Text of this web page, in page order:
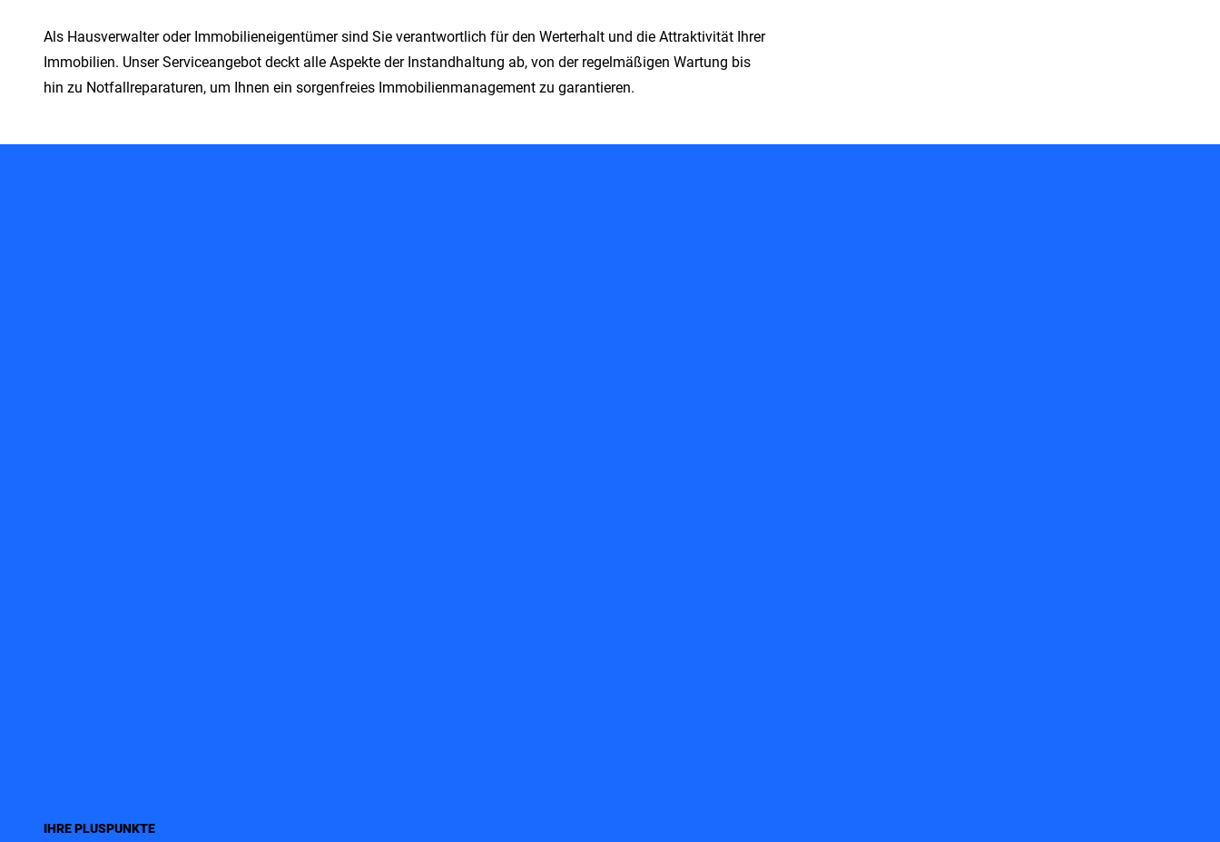
Als Hausverwalter oder Immobilieneigentümer sind Sie verantwortlich für den Werterhalt und die Attraktivität Ihrer
Immobilien. Unser Serviceangebot deckt alle Aspekte der Instandhaltung ab, von der regelmäßigen Wartung bis
hin zu Notfallreparaturen, um Ihnen ein sorgenfreies Immobilienmanagement zu garantieren.
IHRE PLUSPUNKTE